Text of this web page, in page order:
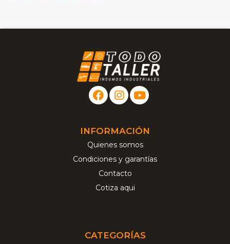
INFORMACIÓN
Quienes somos
Condiciones y garantías
Contacto
Cotiza aqui
CATEGORÍAS